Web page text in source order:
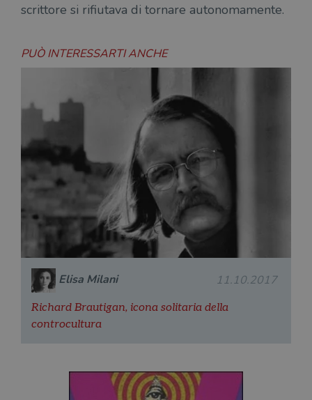
scrittore si rifiutava di tornare autonomamente.
PUÒ INTERESSARTI ANCHE
Elisa Milani 11.10.2017
Richard Brautigan, icona solitaria della
controcultura